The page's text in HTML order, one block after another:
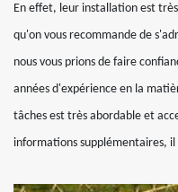
En effet, leur installation est
qu'on vous recommande de
nous vous prions de faire
années d'expérience en la
tâches est très abordable et
informations supplémentaires,